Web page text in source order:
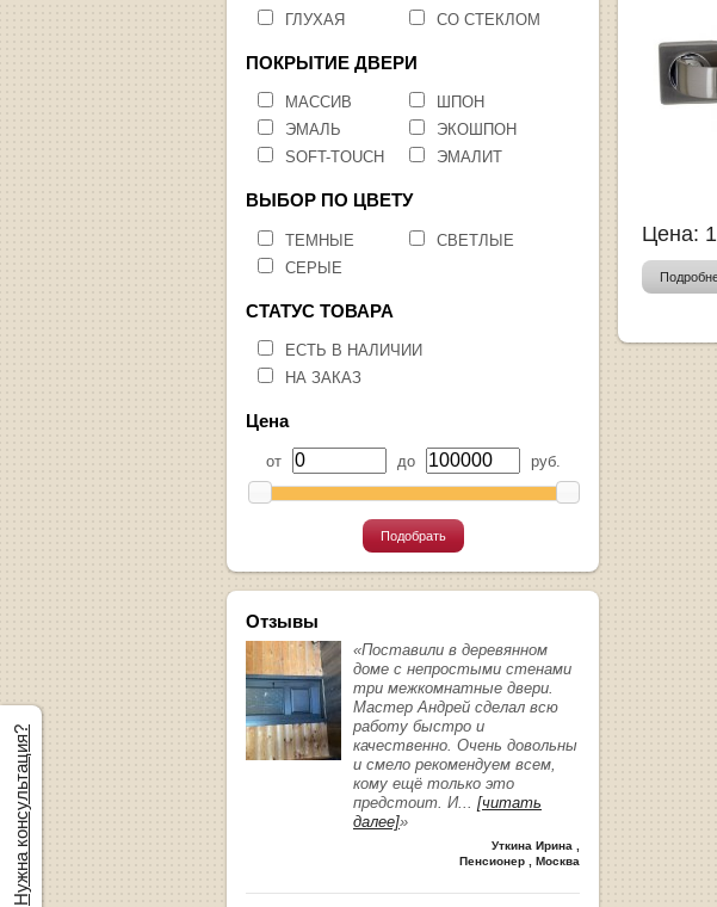
ГЛУХАЯ СО СТЕКЛОМ
ПОКРЫТИЕ ДВЕРИ
МАССИВ
ШПОН
ЭМАЛЬ
ЭКОШПОН
SOFT-TOUCH
ЭМАЛИТ
ВЫБОР ПО ЦВЕТУ
ТЕМНЫЕ
СВЕТЛЫЕ
СЕРЫЕ
СТАТУС ТОВАРА
ЕСТЬ В НАЛИЧИИ
НА ЗАКАЗ
Цена
от до руб.
Подобрать
Отзывы
«Поставили в деревянном
доме с непростыми стенами
три межкомнатные двери.
Мастер Андрей сделал всю
работу быстро и
качественно. Очень довольны
и смело рекомендуем всем,
кому ещё только это
предстоит. И... [читать
далее]»
Уткина Ирина ,
Пенсионер , Москва
Цена:
Нужна консультация?